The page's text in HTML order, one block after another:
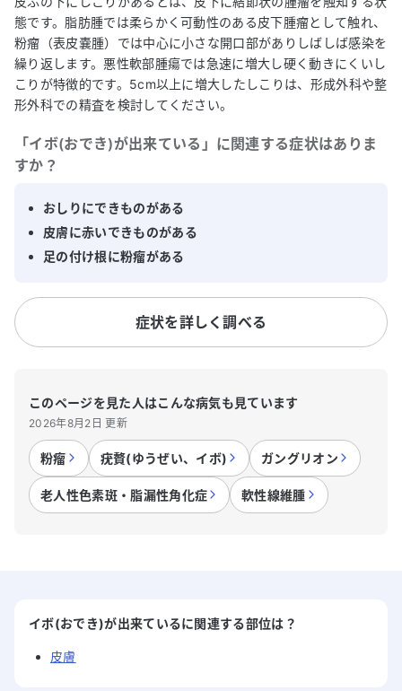
態です。脂肪腫では柔らかく可動性のある皮下腫瘤として触れ、
粉瘤（表皮嚢腫）では中心に小さな開口部がありしばしば感染を
繰り返します。悪性軟部腫瘍では急速に増大し硬く動きにくいし
こりが特徴的です。5cm以上に増大したしこりは、形成外科や整
形外科での精査を検討してください。
「イボ(おでき)が出来ている 」に関連する症状はありま
すか？
おしりにできものがある
皮膚に赤いできものがある
足の付け根に粉瘤がある
症状を詳しく調べる
このページを見た人はこんな病気も見ています
2026年8月2日 更新
粉瘤 疣贅(ゆうぜい、イボ) ガングリオン
老人性色素斑・脂漏性角化症 軟性線維腫
イボ(おでき)が出来ているに関連する部位は？
皮膚